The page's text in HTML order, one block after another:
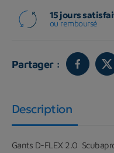
15 jours
ou remboursé
Partager :
Description
Gants D-FLEX 2.0